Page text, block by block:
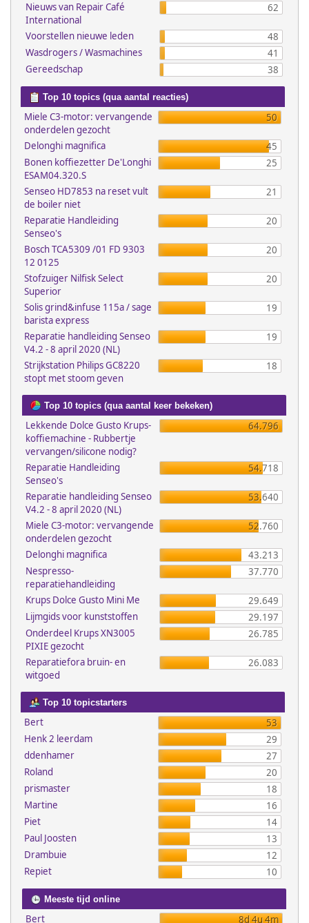
Nieuws van Repair Café
International
62
Voorstellen nieuwe leden
48
Wasdrogers / Wasmachines
41
Gereedschap
38
Top 10 topics (qua aantal reacties)
Miele C3-motor: vervangende
onderdelen gezocht
50
Delonghi magnifica
45
Bonen koffiezetter De'Longhi
ESAM04.320.S
25
Senseo HD7853 na reset vult
de boiler niet
21
Reparatie Handleiding
Senseo's
20
Bosch TCA5309 /01 FD 9303
12 0125
20
Stofzuiger Nilfisk Select
Superior
20
Solis grind&infuse 115a / sage
barista express
19
Reparatie handleiding Senseo
V4.2 - 8 april 2020 (NL)
19
Strijkstation Philips GC8220
stopt met stoom geven
18
Top 10 topics (qua aantal keer bekeken)
Lekkende Dolce Gusto Krups-
koffiemachine - Rubbertje
vervangen/silicone nodig?
64.796
Reparatie Handleiding
Senseo's
54.718
Reparatie handleiding Senseo
V4.2 - 8 april 2020 (NL)
53.640
Miele C3-motor: vervangende
onderdelen gezocht
52.760
Delonghi magnifica
43.213
Nespresso-
reparatiehandleiding
37.770
Krups Dolce Gusto Mini Me
29.649
Lijmgids voor kunststoffen
29.197
Onderdeel Krups XN3005
PIXIE gezocht
26.785
Reparatiefora bruin- en
witgoed
26.083
Top 10 topicstarters
Bert
53
Henk 2 leerdam
29
ddenhamer
27
Roland
20
prismaster
18
Martine
16
Piet
14
Paul Joosten
13
Drambuie
12
Repiet
10
Meeste tijd online
Bert 8d 4u 4m